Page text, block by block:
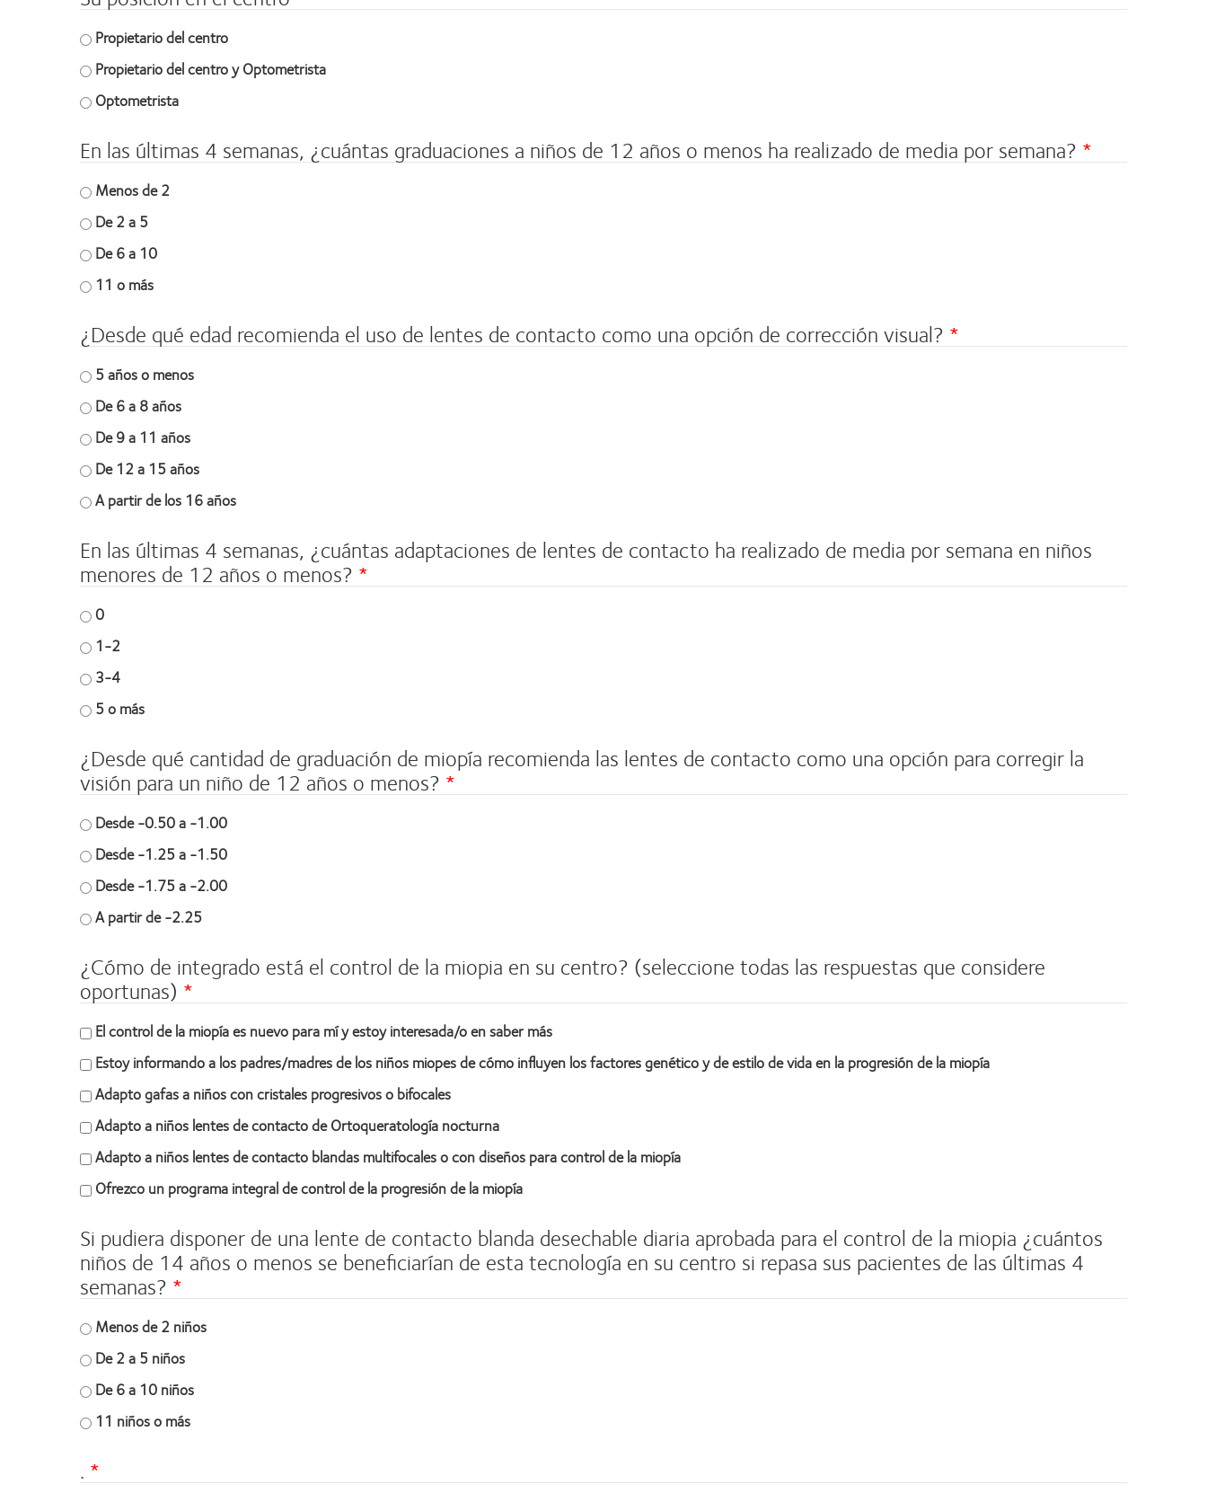
Propietario del centro
Propietario del centro y Optometrista
Optometrista
En las últimas 4 semanas, ¿cuántas graduaciones a niños de 12 años o menos ha realizado de media por semana?
Menos de 2
De 2 a 5
De 6 a 10
11 o más
¿Desde qué edad recomienda el uso de lentes de contacto como una opción de corrección visual?
5 años o menos
De 6 a 8 años
De 9 a 11 años
De 12 a 15 años
A partir de los 16 años
En las últimas 4 semanas, ¿cuántas adaptaciones de lentes de contacto ha realizado de media por semana en niños
menores de 12 años o menos?
0
1-2
3-4
5 o más
¿Desde qué cantidad de graduación de miopía recomienda las lentes de contacto como una opción para corregir la
visión para un niño de 12 años o menos?
Desde -0.50 a -1.00
Desde -1.25 a -1.50
Desde -1.75 a -2.00
A partir de -2.25
¿Cómo de integrado está el control de la miopia en su centro? (seleccione todas las respuestas que considere
oportunas)
El control de la miopía es nuevo para mí y estoy interesada/o en saber más
Estoy informando a los padres/madres de los niños miopes de cómo influyen los factores genético y de estilo de vida en la progresión de la miopía
Adapto gafas a niños con cristales progresivos o bifocales
Adapto a niños lentes de contacto de Ortoqueratología nocturna
Adapto a niños lentes de contacto blandas multifocales o con diseños para control de la miopía
Ofrezco un programa integral de control de la progresión de la miopía
Si pudiera disponer de una lente de contacto blanda desechable diaria aprobada para el control de la miopia ¿cuántos
niños de 14 años o menos se beneficiarían de esta tecnología en su centro si repasa sus pacientes de las últimas 4
semanas?
Menos de 2 niños
De 2 a 5 niños
De 6 a 10 niños
11 niños o más
.